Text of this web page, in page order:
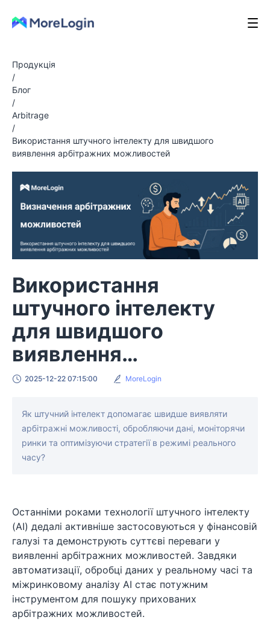
Продукція
/
Блог
/
Arbitrage
/
Використання штучного інтелекту для швидшого
виявлення арбітражних можливостей
Використання
штучного інтелекту
для швидшого
виявлення
арбітражних
2025-12-22 07:15:00 MoreLogin
Як штучний інтелект допомагає швидше виявляти
арбітражні можливості, обробляючи дані, моніторячи
ринки та оптимізуючи стратегії в режимі реального
часу?
Останніми роками технології штучного інтелекту
(AI) дедалі активніше застосовуються у фінансовій
галузі та демонструють суттєві переваги у
виявленні арбітражних можливостей. Завдяки
автоматизації, обробці даних у реальному часі та
міжринковому аналізу AI стає потужним
інструментом для пошуку прихованих
арбітражних можливостей.